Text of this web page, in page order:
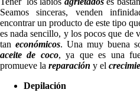
Seamos sinceras, venden
encontrar un producto de este tipo
es nada sencillo, y los pocos que de
tan económicos. Una muy buena
aceite de coco, ya que es una
promueve la reparación y el
Depilación